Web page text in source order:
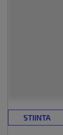
STIINTA